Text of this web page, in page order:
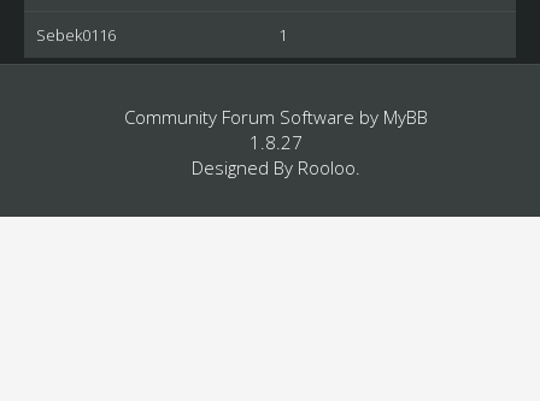
Sebek0116 1
Community Forum Software by MyBB
1.8.27
Designed By Rooloo.